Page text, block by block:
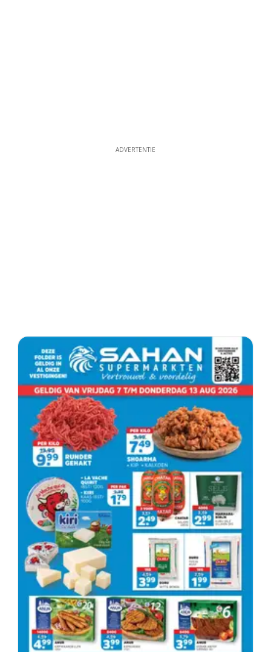
ADVERTENTIE